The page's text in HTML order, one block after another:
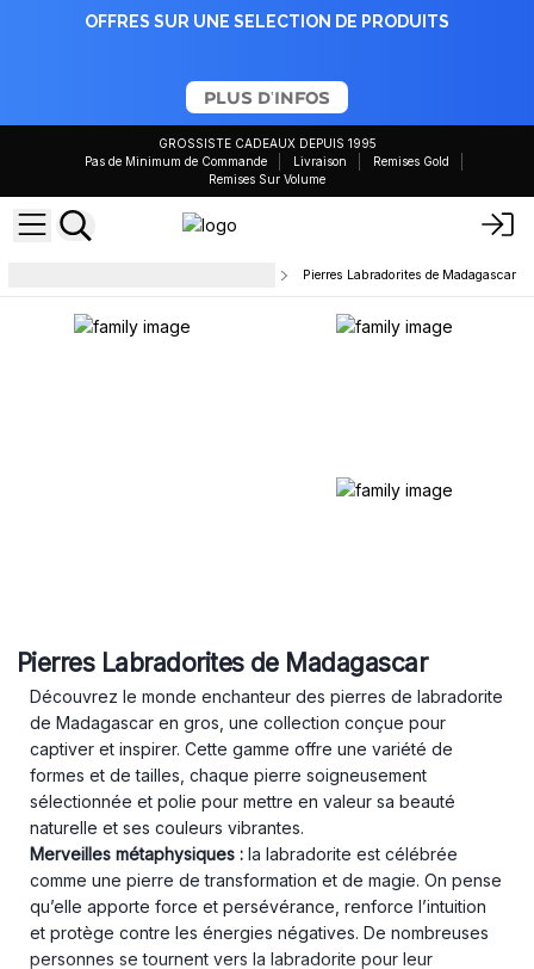
OFFRES SUR UNE SELECTION DE PRODUITS
PLUS D'INFOS
GROSSISTE CADEAUX DEPUIS 1995
Pas de Minimum de Commande
Livraison
Remises Gold
Remises Sur Volume
Pierres Labradorites de Madagascar
Pierres Labradorites de Madagascar
Découvrez le monde enchanteur des pierres de labradorite
de Madagascar en gros, une collection conçue pour
captiver et inspirer. Cette gamme offre une variété de
formes et de tailles, chaque pierre soigneusement
sélectionnée et polie pour mettre en valeur sa beauté
naturelle et ses couleurs vibrantes.
Merveilles métaphysiques : la labradorite est célébrée
comme une pierre de transformation et de magie. On pense
qu’elle apporte force et persévérance, renforce l’intuition
et protège contre les énergies négatives. De nombreuses
personnes se tournent vers la labradorite pour leur